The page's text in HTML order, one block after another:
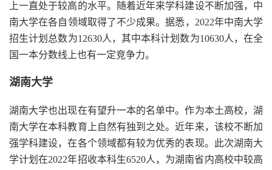
上一直处于较高的水平。随着近年来学科建设不断加强，中
南大学在各自领域取得了不少成果。据悉，2022年中南大学
招生计划总数为12630人，其中本科计划数为10630人，在全
国一本分数线上也有一定竞争力。
湖南大学
湖南大学也出现在有望升一本的名单中。作为本土高校，湖
南大学在本科教育上自然有独到之处。近年来，该校不断加
强学科建设，在各个领域都有较为优秀的表现。此次湖南大
学计划在2022年招收本科生6520人，为湖南省内高校中较高